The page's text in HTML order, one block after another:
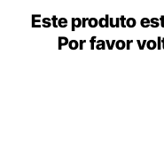
Este produto
Por favor